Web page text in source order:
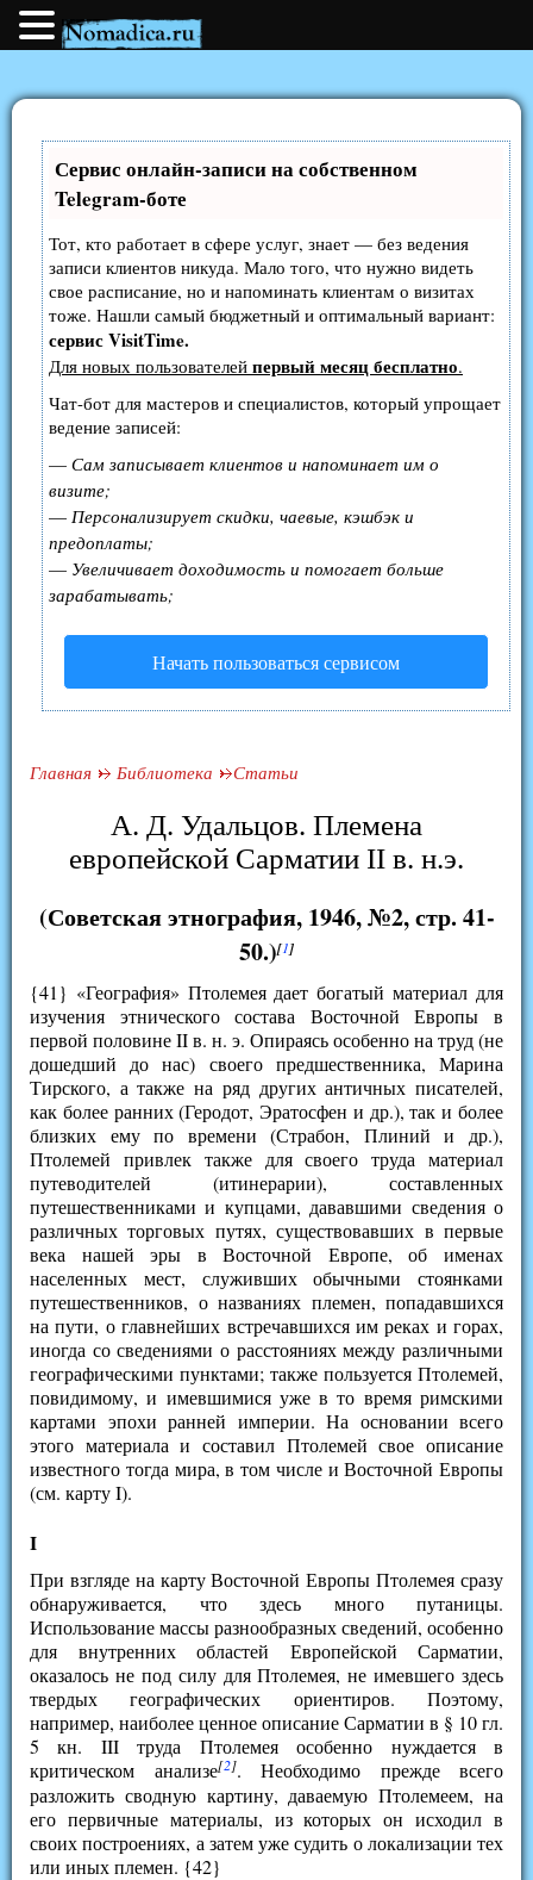
Сервис онлайн-записи на собственном
Telegram-боте
Тот, кто работает в сфере услуг, знает — без ведения
записи клиентов никуда. Мало того, что нужно видеть
свое расписание, но и напоминать клиентам о визитах
тоже. Нашли самый бюджетный и оптимальный вариант:
сервис VisitTime.
Для новых пользователей первый месяц бесплатно.
Чат-бот для мастеров и специалистов, который упрощает
ведение записей:
— Сам записывает клиентов и напоминает им о
визите;
— Персонализирует скидки, чаевые, кэшбэк и
предоплаты;
— Увеличивает доходимость и помогает больше
зарабатывать;
Начать пользоваться сервисом
Главная Библиотека Статьи
А. Д. Удальцов. Племена
европейской Cарматии II в. н.э.
(Советская этнография, 1946, №2, стр. 41-
50.)[1]
{41} «География» Птолемея дает богатый материал для
изучения этнического состава Восточной Европы в
первой половине II в. н. э. Опираясь особенно на труд (не
дошедший до нас) своего предшественника, Марина
Тирского, а также на ряд других античных писателей,
как более ранних (Геродот, Эратосфен и др.), так и более
близких ему по времени (Страбон, Плиний и др.),
Птолемей привлек также для своего труда материал
путеводителей (итинерарии), составленных
путешественниками и купцами, дававшими сведения о
различных торговых путях, существовавших в первые
века нашей эры в Восточной Европе, об именах
населенных мест, служивших обычными стоянками
путешественников, о названиях племен, попадавшихся
на пути, о главнейших встречавшихся им реках и горах,
иногда со сведениями о расстояниях между различными
географическими пунктами; также пользуется Птолемей,
повидимому, и имевшимися уже в то время римскими
картами эпохи ранней империи. На основании всего
этого материала и составил Птолемей свое описание
известного тогда мира, в том числе и Восточной Европы
(см. карту I).
I
При взгляде на карту Восточной Европы Птолемея сразу
обнаруживается, что здесь много путаницы.
Использование массы разнообразных сведений, особенно
для внутренних областей Европейской Сарматии,
оказалось не под силу для Птолемея, не имевшего здесь
твердых географических ориентиров. Поэтому,
например, наиболее ценное описание Сарматии в § 10 гл.
5 кн. III труда Птолемея особенно нуждается в
критическом анализе[2]. Необходимо прежде всего
разложить сводную картину, даваемую Птолемеем, на
его первичные материалы, из которых он исходил в
своих построениях, а затем уже судить о локализации тех
или иных племен. {42}